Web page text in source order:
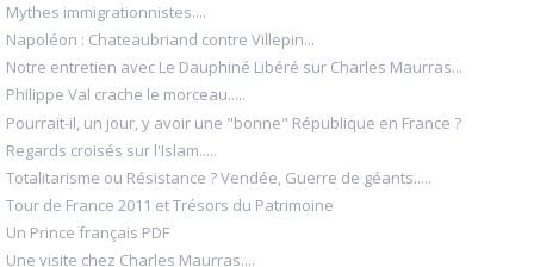
Mythes immigrationnistes....
Napoléon : Chateaubriand contre Villepin...
Notre entretien avec Le Dauphiné Libéré sur Charles Maurras...
Philippe Val crache le morceau.....
Pourrait-il, un jour, y avoir une "bonne" République en France ?
Regards croisés sur l'Islam.....
Totalitarisme ou Résistance ? Vendée, Guerre de géants.....
Tour de France 2011 et Trésors du Patrimoine
Un Prince français PDF
Une visite chez Charles Maurras....